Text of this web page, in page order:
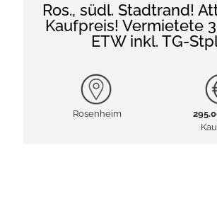
Ros., südl. Stadtrand!
Kaufpreis! Vermietete
ETW inkl. TG-
Rosenheim